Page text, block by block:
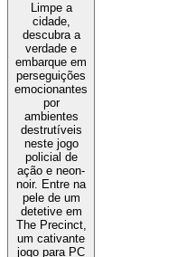
Limpe a
cidade,
descubra a
verdade e
embarque em
perseguições
emocionantes
por
ambientes
destrutíveis
neste jogo
policial de
ação e neon-
noir. Entre na
pele de um
detetive em
The Precinct,
um cativante
jogo para PC